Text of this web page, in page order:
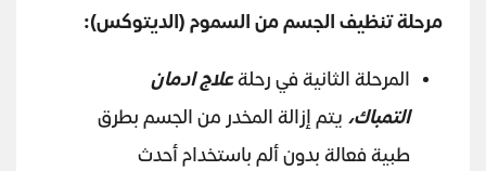
مرحلة تنظيف الجسم من السموم (الديتوكس):
المرحلة الثانية في رحلةعلاج ادمان
التمباك، يتم إزالة المخدر من الجسم بطرق
طبية فعالة بدون ألم باستخدام أحدث